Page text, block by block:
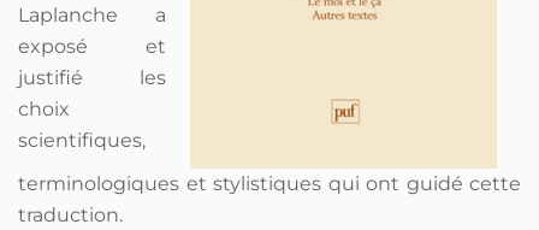
Laplanche a
exposé et
justifié les
choix
scientifiques,
terminologiques et stylistiques qui ont guidé cette
traduction.